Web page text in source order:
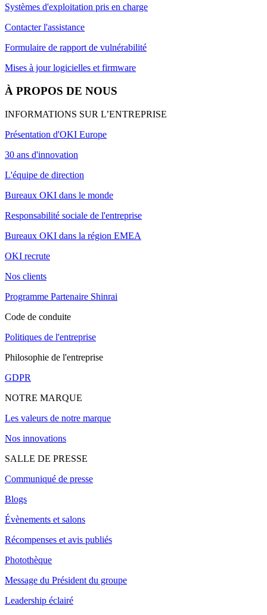
Systèmes d'exploitation pris en charge
Contacter l'assistance
Formulaire de rapport de vulnérabilité
Mises à jour logicielles et firmware
À PROPOS DE NOUS
INFORMATIONS SUR L’ENTREPRISE
Présentation d'OKI Europe
30 ans d'innovation
L'équipe de direction
Bureaux OKI dans le monde
Responsabilité sociale de l'entreprise
Bureaux OKI dans la région EMEA
OKI recrute
Nos clients
Programme Partenaire Shinrai
Code de conduite
Politiques de l'entreprise
Philosophie de l'entreprise
GDPR
NOTRE MARQUE
Les valeurs de notre marque
Nos innovations
SALLE DE PRESSE
Communiqué de presse
Blogs
Évènements et salons
Récompenses et avis publiés
Photothèque
Message du Président du groupe
Leadership éclairé